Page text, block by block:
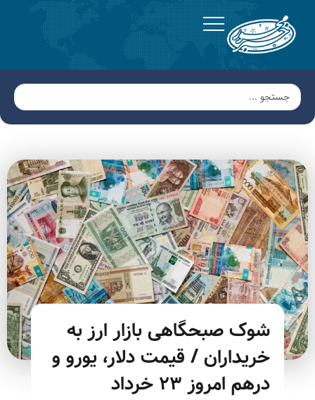
شوک صبحگاهی بازار ارز به
خریداران / قیمت دلار، یورو و
درهم امروز ۲۳ خرداد